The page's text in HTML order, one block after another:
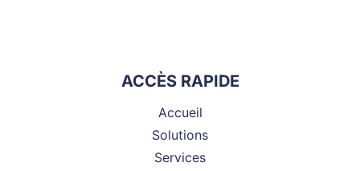
ACCÈS RAPIDE
Accueil
Solutions
Services